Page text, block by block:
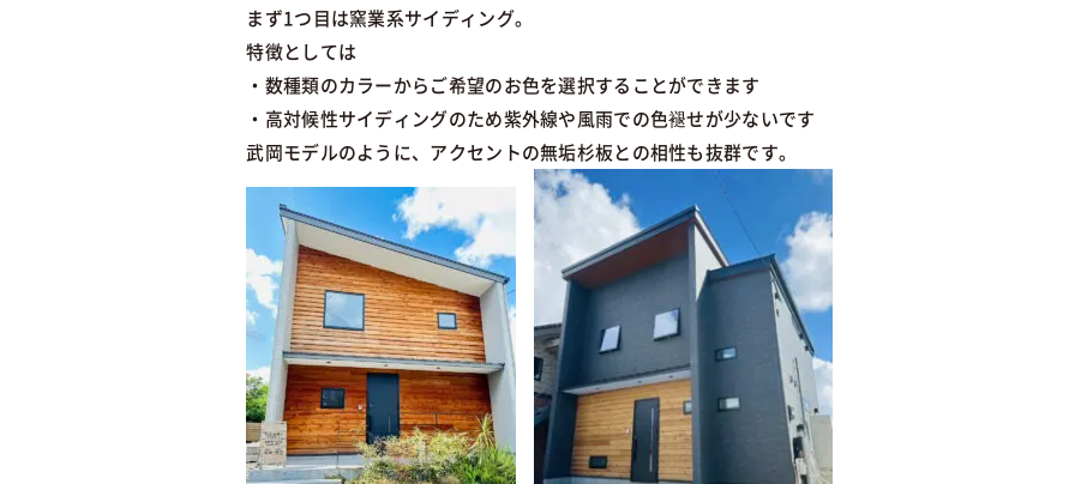
まず1つ目は窯業系サイディング。
特徴としては
・数種類のカラーからご希望のお色を選択することができます
・高対候性サイディングのため紫外線や風雨での色褪せが少ないです
武岡モデルのように、アクセントの無垢杉板との相性も抜群です。